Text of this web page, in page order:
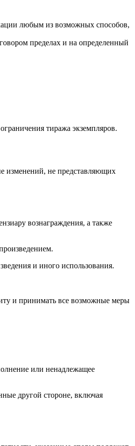
любым из возможных способов,
пределах и на определенный
тиража экземпляров.
изменений, не представляющих
вознаграждения, а также
и иного использования.
и принимать все возможные меры
или ненадлежащее
другой стороне, включая